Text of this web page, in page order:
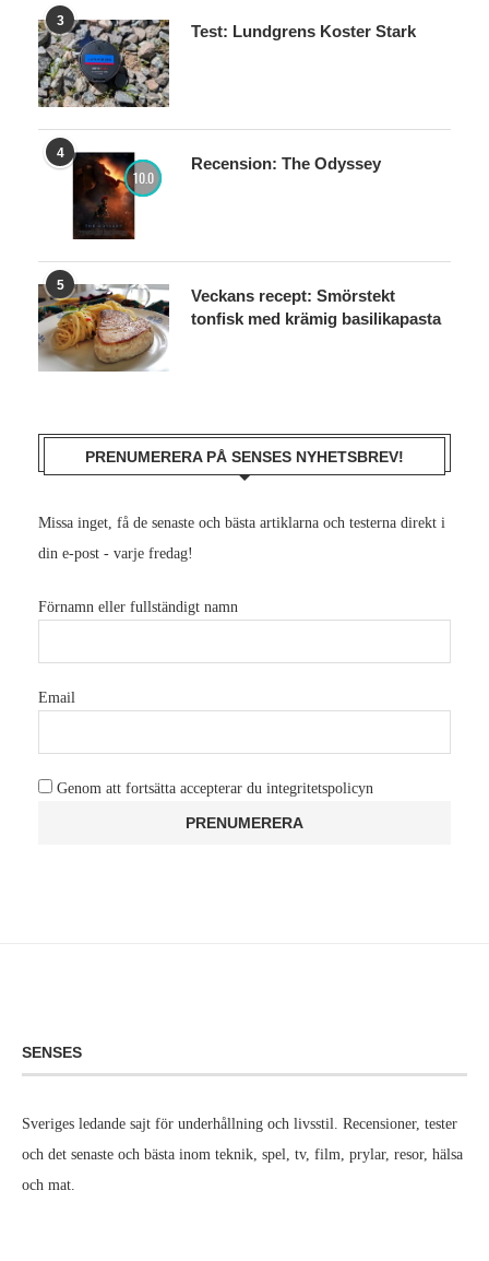
3
Test: Lundgrens Koster Stark
4
10.0
Recension: The Odyssey
5
Veckans recept: Smörstekt
tonfisk med krämig basilikapasta
PRENUMERERA PÅ SENSES NYHETSBREV!
Missa inget, få de senaste och bästa artiklarna och testerna direkt i
din e-post - varje fredag!
Förnamn eller fullständigt namn
Email
Genom att fortsätta accepterar du integritetspolicyn
SENSES
Sveriges ledande sajt för underhållning och livsstil. Recensioner, tester
och det senaste och bästa inom teknik, spel, tv, film, prylar, resor, hälsa
och mat.